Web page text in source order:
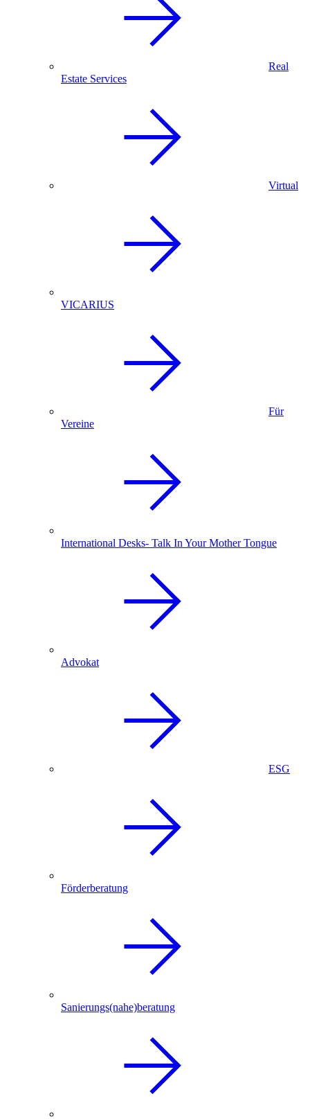
Real
Estate Services
Virtual
VICARIUS
Für
Vereine
International Desks- Talk In Your Mother Tongue
Advokat
ESG
Förderberatung
Sanierungs(nahe)beratung